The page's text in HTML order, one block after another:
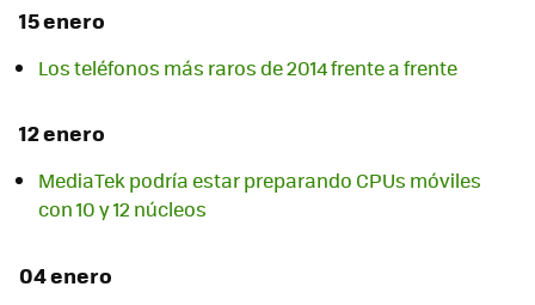
15 enero
Los teléfonos más raros de 2014 frente a frente
12 enero
MediaTek podría estar preparando CPUs móviles
con 10 y 12 núcleos
04 enero